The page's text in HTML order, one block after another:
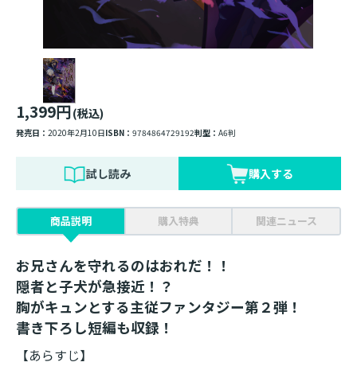
1,399円(税込)
発売日： 2020年2月10日ISBN： 9784864729192判型： A6判
試し読み 購入する
商品説明 購入特典 関連ニュース
お兄さんを守れるのはおれだ！！
隠者と子犬が急接近！？
胸がキュンとする主従ファンタジー第２弾！
書き下ろし短編も収録！
【あらすじ】